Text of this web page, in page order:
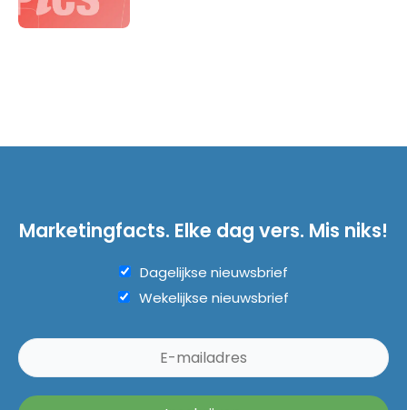
Marketingfacts. Elke dag vers. Mis niks!
Dagelijkse nieuwsbrief
Wekelijkse nieuwsbrief